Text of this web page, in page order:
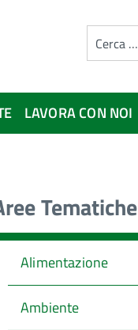
LAVORA CON NOI
Tematiche
Alimentazione
Ambiente